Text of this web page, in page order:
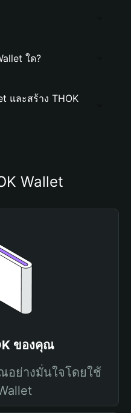
ใด?
และสร้าง THOK
Wallet
ของคุณ
อย่างมั่นใจโดยใช้